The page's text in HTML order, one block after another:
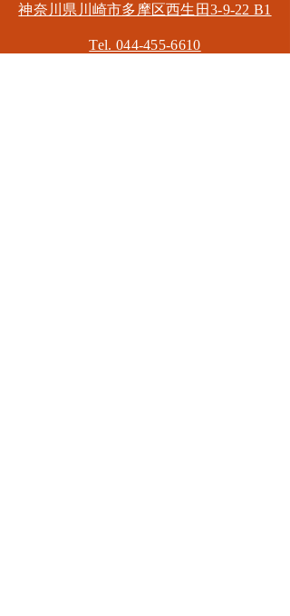
神奈川県川崎市多摩区​西生田3-9-22 B1
Tel. 044-455-6610